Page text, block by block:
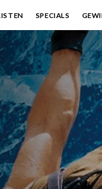
SPECIALS